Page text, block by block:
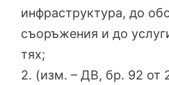
инфраструктура, до
съоръжения и до
тях;
2. (изм. – ДВ, бр. 92 от